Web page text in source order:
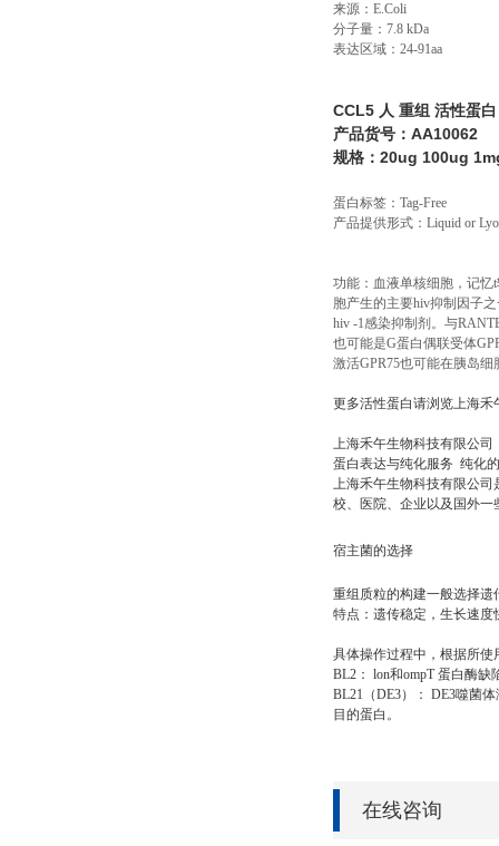
来源： E.Coli
分子量： 7.8 kDa
表达区域： 24-91aa
CCL5 人 重组 活性蛋白
产品货号：AA10062
规格：20ug 100ug
蛋白标签： Tag-Free
产品提供形式： Liquid or
功能：血液单核细胞，记忆
胞产生的主要hiv抑制因子
hiv -1感染抑制剂。与
也可能是G蛋白偶联受体
激活GPR75也可能在胰岛
更多活性蛋白请浏览上海禾
上海禾午生物科技有限公司
蛋白表达与纯化服务 纯化
上海禾午生物科技有限公
校、医院、企业以及国外
宿主菌的选择
重组质粒的构建一般选择遗
特点：遗传稳定，生长速度
具体操作过程中，根据所
BL2： lon和ompT 蛋白酶
BL21（DE3）： DE3噬菌
目的蛋白。
在线咨询